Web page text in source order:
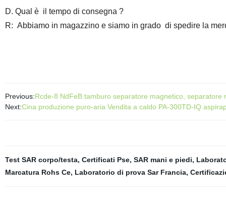
D. Qual è il tempo di consegna ?
R: Abbiamo in magazzino e siamo in grado di spedire la
Previous:Rcde-8 NdFeB tamburo separatore magnetico, separatore
Next:Cina produzione puro-aria Vendita a caldo PA-300TD-IQ
Test SAR corpo/testa, Certificati Pse, SAR mani e piedi,
Marcatura Rohs Ce, Laboratorio di prova Sar Francia,